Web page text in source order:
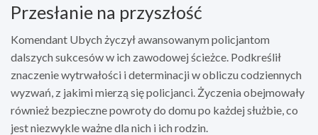
Przesłanie na przyszłość
Komendant Ubych życzył awansowanym policjantom
dalszych sukcesów w ich zawodowej ścieżce. Podkreślił
znaczenie wytrwałości i determinacji w obliczu codziennych
wyzwań, z jakimi mierzą się policjanci. Życzenia obejmowały
również bezpieczne powroty do domu po każdej służbie, co
jest niezwykle ważne dla nich i ich rodzin.